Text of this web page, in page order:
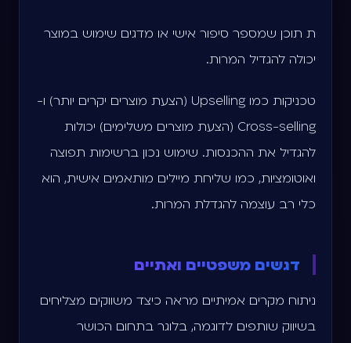
ת תוכן שמספר סיפור אישי או מדגים שימוש במוצר
יכולה להגדיל המרות.
טכניקות כמו Upselling (הצעת מוצרים יקרים יותר) ו-
Cross-selling (הצעת מוצרים משלימים) יכולות
להגדיל את ההכנסות. שימוש נכון ברשימות תפוצה
ואוטומציות, כמו שליחת מיילים מותאמים אישית, הוא
כלי רב עוצמה להגדלת המרות.
דגשים משפטיים ואתיים
ניתוח מקרים אמיתיים מראה כיצד משווקים מצליחים
בשיווק שותפים. לדוגמה, בלוגר בתחום הכושר